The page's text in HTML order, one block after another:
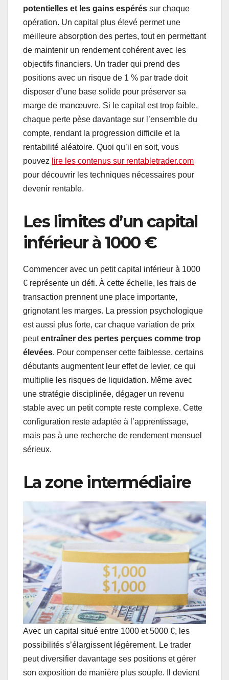
potentielles et les gains espérés sur chaque
opération. Un capital plus élevé permet une
meilleure absorption des pertes, tout en permettant
de maintenir un rendement cohérent avec les
objectifs financiers. Un trader qui prend des
positions avec un risque de 1 % par trade doit
disposer d’une base solide pour préserver sa
marge de manœuvre. Si le capital est trop faible,
chaque perte pèse davantage sur l’ensemble du
compte, rendant la progression difficile et la
rentabilité aléatoire. Quoi qu’il en soit, vous
pouvez lire les contenus sur rentabletrader.com
pour découvrir les techniques nécessaires pour
devenir rentable.
Les limites d’un capital
inférieur à 1000 €
Commencer avec un petit capital inférieur à 1000
€ représente un défi. À cette échelle, les frais de
transaction prennent une place importante,
grignotant les marges. La pression psychologique
est aussi plus forte, car chaque variation de prix
peutentraîner des pertes perçues comme trop
élevées. Pour compenser cette faiblesse, certains
débutants augmentent leur effet de levier, ce qui
multiplie les risques de liquidation. Même avec
une stratégie disciplinée, dégager un revenu
stable avec un petit compte reste complexe. Cette
configuration reste adaptée à l’apprentissage,
mais pas à une recherche de rendement mensuel
sérieux.
La zone intermédiaire
Avec un capital situé entre 1000 et 5000 €, les
possibilités s’élargissent légèrement. Le trader
peut diversifier davantage ses positions et gérer
son exposition de manière plus souple. Il devient